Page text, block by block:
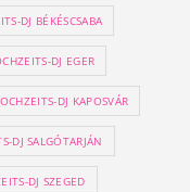
DJ BÉKÉSCSABA
DJ EGER
DJ KAPOSVÁR
DJ SALGÓTARJÁN
DJ SZEGED